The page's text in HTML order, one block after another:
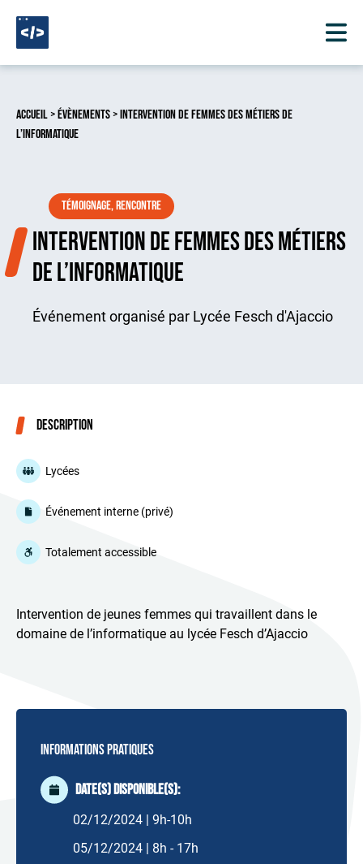
Accueil>Évènements> Intervention de femmes des métiers de
l’Informatique
Témoignage, rencontre
Intervention de femmes des métiers
de l’Informatique
Événement organisé par Lycée Fesch d'Ajaccio
Description
Lycées
Événement interne (privé)
Totalement accessible
Intervention de jeunes femmes qui travaillent dans le
domaine de l’informatique au lycée Fesch d’Ajaccio
Informations pratiques
Date(s) disponible(s):
02/12/2024 | 9h-10h
05/12/2024 | 8h - 17h